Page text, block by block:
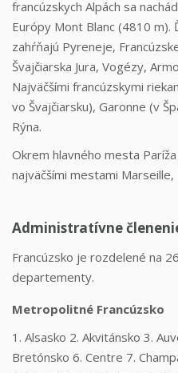
francúzskych Alpách sa
Európy Mont Blanc (4810 m).
zahŕňajú Pyreneje,
Švajčiarska Jura, Vogézy,
Najväčšími francúzskymi
vo Švajčiarsku), Garonne (v
Rýna.
Okrem hlavného mesta
najväčšími mestami Marseille,
Administratívne
Francúzsko je rozdelené na
departementy.
Metropolitné Francúzsko
1. Alsasko 2. Akvitánsko 3.
Bretónsko 6. Centre 7.